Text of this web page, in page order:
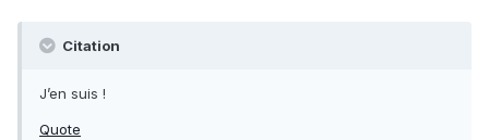
Citation
J’en suis !
Quote